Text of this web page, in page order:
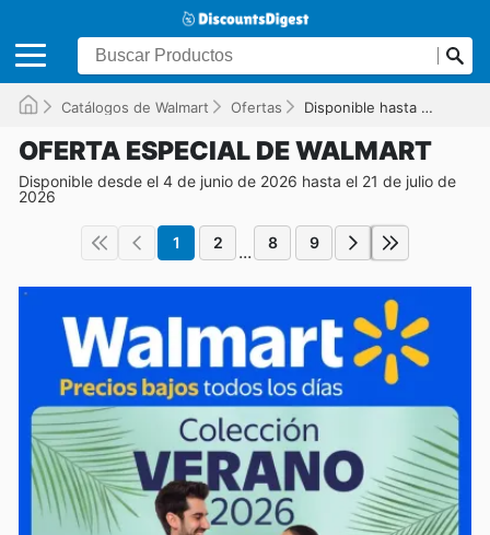
Catálogos de Walmart Ofertas Disponible hasta el 21/07/2026
OFERTA ESPECIAL DE WALMART
Disponible desde el 4 de junio de 2026 hasta el 21 de julio de
2026
1 2 ... 8 9